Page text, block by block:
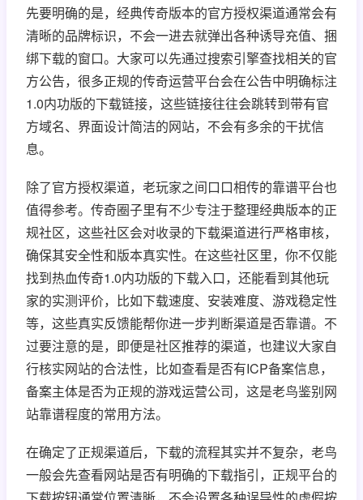
先要明确的是，经典传奇版本的官方授权渠道通常会有
清晰的品牌标识，不会一进去就弹出各种诱导充值、捆
绑下载的窗口。大家可以先通过搜索引擎查找相关的官
方公告，很多正规的传奇运营平台会在公告中明确标注
1.0内功版的下载链接，这些链接往往会跳转到带有官
方域名、界面设计简洁的网站，不会有多余的干扰信
息。
除了官方授权渠道，老玩家之间口口相传的靠谱平台也
值得参考。传奇圈子里有不少专注于整理经典版本的正
规社区，这些社区会对收录的下载渠道进行严格审核，
确保其安全性和版本真实性。在这些社区里，你不仅能
找到热血传奇1.0内功版的下载入口，还能看到其他玩
家的实测评价，比如下载速度、安装难度、游戏稳定性
等，这些真实反馈能帮你进一步判断渠道是否靠谱。不
过要注意的是，即便是社区推荐的渠道，也建议大家自
行核实网站的合法性，比如查看是否有ICP备案信息，
备案主体是否为正规的游戏运营公司，这是老鸟鉴别网
站靠谱程度的常用方法。
在确定了正规渠道后，下载的流程其实并不复杂，老鸟
一般会先查看网站是否有明确的下载指引，正规平台的